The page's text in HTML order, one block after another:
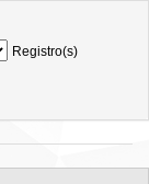
Registro(s)